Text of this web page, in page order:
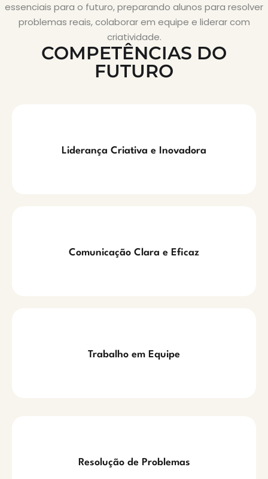
essenciais para o futuro, preparando alunos para resolver
problemas reais, colaborar em equipe e liderar com
criatividade.
COMPETÊNCIAS DO
FUTURO
Liderança Criativa e Inovadora
Comunicação Clara e Eficaz
Trabalho em Equipe
Resolução de Problemas